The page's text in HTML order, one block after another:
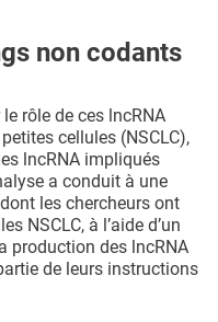
non codants
rôle de ces lncRNA
cellules (NSCLC),
lncRNA impliqués
a conduit à une
les chercheurs ont
NSCLC, à l’aide d’un
production des lncRNA
de leurs instructions